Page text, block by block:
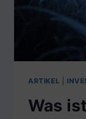
ARTIKEL
Was